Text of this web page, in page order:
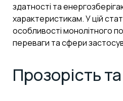
здатності та
характеристикам. У цій
особливості монолітного
переваги та сфери
Прозорість